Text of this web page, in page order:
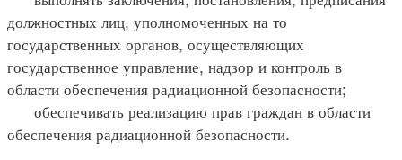
должностных лиц, уполномоченных на то
государственных органов, осуществляющих
государственное управление, надзор и контроль в
области обеспечения радиационной безопасности;
обеспечивать реализацию прав граждан в области
обеспечения радиационной безопасности.